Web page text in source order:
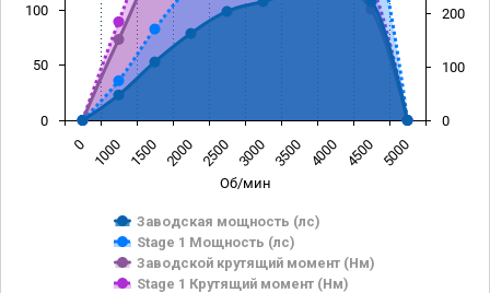
Об/мин
Заводская мощность (лс)
Stage 1 Мощность (лс)
Заводской крутящий момент (Нм)
Stage 1 Крутящий момент (Нм)
0 1000 1500 2000 2500 3000 3500 4000 4500 5000
0
50
100
0
100
200